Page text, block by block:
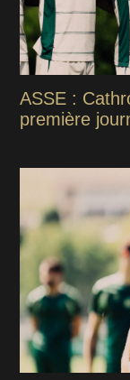
ASSE :
première